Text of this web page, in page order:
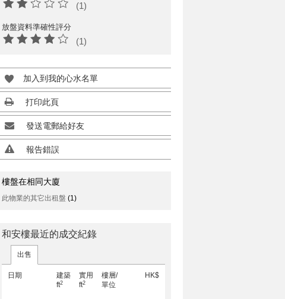
(1)
放盤資料準確性評分
(1)
加入到我的心水名單
打印此頁
發送電郵給好友
報告錯誤
樓盤在相同大廈
此物業的其它出租盤 (1)
和安樓最近的成交紀錄
出售
日期
建築
ft2
實用
ft2
樓層/
單位
HK$